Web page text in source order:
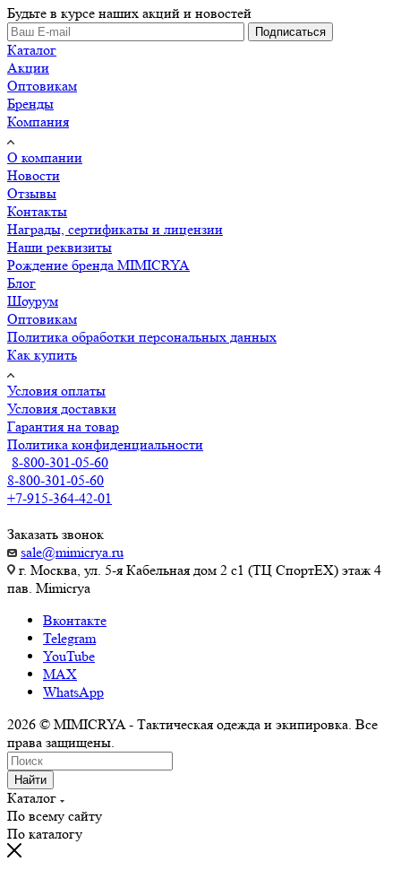
Будьте в курсе наших акций и новостей
Подписаться
Каталог
Акции
Оптовикам
Бренды
Компания
О компании
Новости
Отзывы
Контакты
Награды, сертификаты и лицензии
Наши реквизиты
Рождение бренда MIMICRYA
Блог
Шоурум
Оптовикам
Политика обработки персональных данных
Как купить
Условия оплаты
Условия доставки
Гарантия на товар
Политика конфиденциальности
8-800-301-05-60
8-800-301-05-60
+7-915-364-42-01
Заказать звонок
sale@mimicrya.ru
г. Москва, ул. 5-я Кабельная дом 2 с1 (ТЦ СпортEX) этаж 4
пав. Mimicrya
Вконтакте
Telegram
YouTube
MAX
WhatsApp
2026 © MIMICRYA - Тактическая одежда и экипировка. Все
права защищены.
Найти
Каталог
По всему сайту
По каталогу